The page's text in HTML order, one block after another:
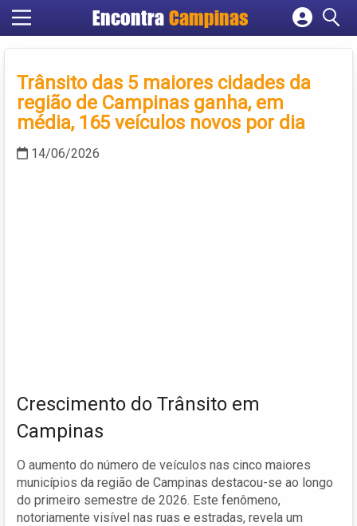
Encontra Campinas
Cadastrar empresa
Criar conta
Trânsito das 5 maiores cidades da
região de Campinas ganha, em
média, 165 veículos novos por dia
14/06/2026
Crescimento do Trânsito em
Campinas
O aumento do número de veículos nas cinco maiores
municípios da região de Campinas destacou-se ao longo
do primeiro semestre de 2026. Este fenômeno,
notoriamente visível nas ruas e estradas, revela um